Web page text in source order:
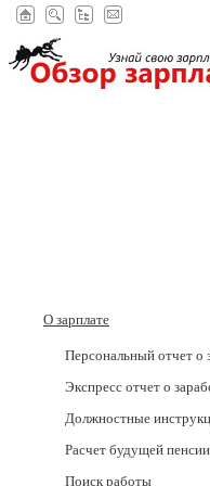
О зарплате
Персональный отчет о
Экспресс отчет о
Должностные
Расчет будущей пенсии
Поиск работы